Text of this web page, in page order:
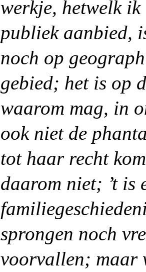
werkje, hetwelk
publiek aanbied,
noch op
gebied; het is op
waarom mag, in
ook niet de
tot haar recht
daarom niet; ’t is
sprongen noch
voorvallen; maar